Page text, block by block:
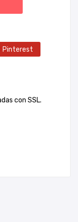
Pinterest
con SSL.